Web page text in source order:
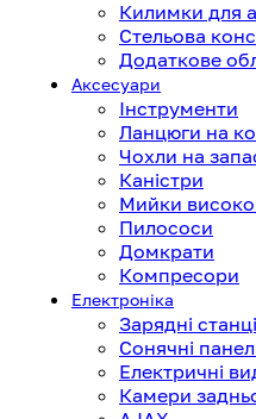
Килимки для
Стельова
Додаткове
Аксесуари
Інструменти
Ланцюги на
Чохли на
Каністри
Мийки
Пилососи
Домкрати
Компресори
Електроніка
Зарядні
Сонячні
Електричні
Камери